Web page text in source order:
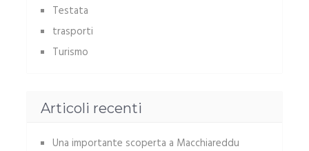
Testata
trasporti
Turismo
Articoli recenti
Una importante scoperta a Macchiareddu